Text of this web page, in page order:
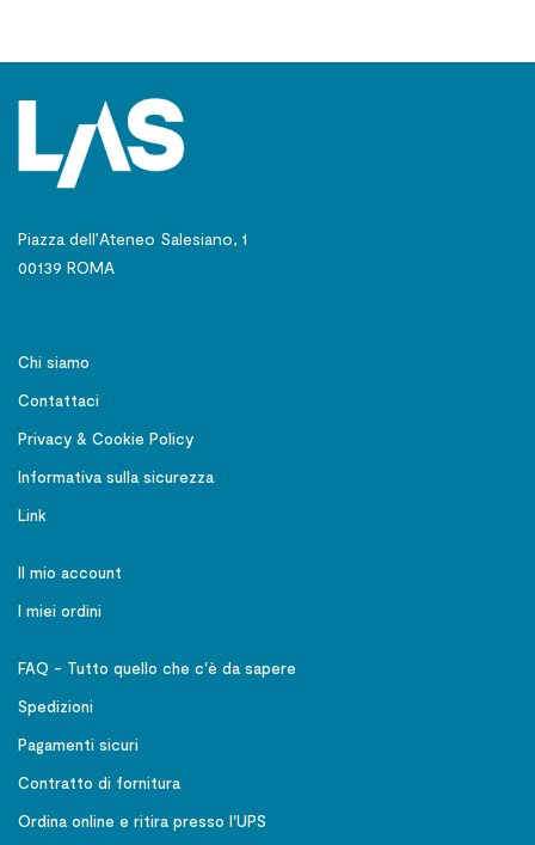
Piazza dell’Ateneo Salesiano, 1
00139 ROMA
Chi siamo
Contattaci
Privacy & Cookie Policy
Informativa sulla sicurezza
Link
Il mio account
I miei ordini
FAQ - Tutto quello che c'è da sapere
Spedizioni
Pagamenti sicuri
Contratto di fornitura
Ordina online e ritira presso l'UPS